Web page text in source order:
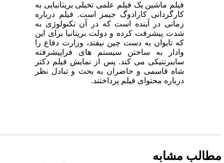
فیلم ماشین یک فیلم علمی تخیلی بریتانیایی به
کارگردانی کارادوگ جیمز است. فیلم درباره
زمانی در آینده است که در آن تکنولوژی به
شدت پیشرفت کرده و دولت بریتانیا برای این
که تایوان به دست چین نیفتد، وزارت دفاع را
وادار به ساختن سیستم های فراپیشرفته
سایبرنتیکی می کند. پس از نمایش فیلم دکتر
شاه قاسمی و حاضران به بحث و تبادل نظر
درباره محتوای فیلم پرداختند.
مشابه